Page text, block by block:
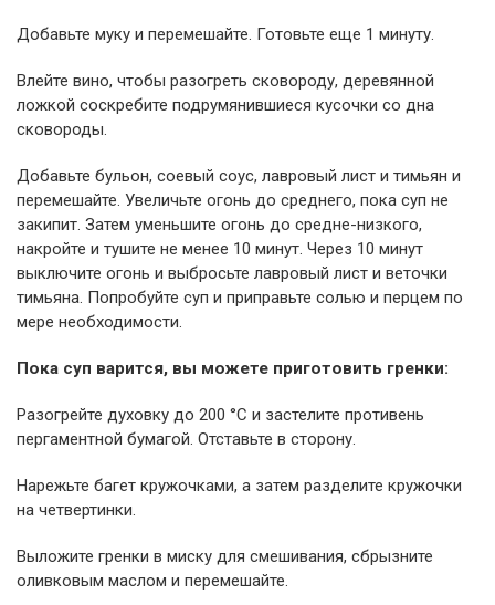
Добавьте муку и перемешайте. Готовьте еще 1 минуту.
Влейте вино, чтобы разогреть сковороду, деревянной
ложкой соскребите подрумянившиеся кусочки со дна
сковороды.
Добавьте бульон, соевый соус, лавровый лист и тимьян и
перемешайте. Увеличьте огонь до среднего, пока суп не
закипит. Затем уменьшите огонь до средне-низкого,
накройте и тушите не менее 10 минут. Через 10 минут
выключите огонь и выбросьте лавровый лист и веточки
тимьяна. Попробуйте суп и приправьте солью и перцем по
мере необходимости.
Пока суп варится, вы можете приготовить гренки:
Разогрейте духовку до 200 °C и застелите противень
пергаментной бумагой. Отставьте в сторону.
Нарежьте багет кружочками, а затем разделите кружочки
на четвертинки.
Выложите гренки в миску для смешивания, сбрызните
оливковым маслом и перемешайте.